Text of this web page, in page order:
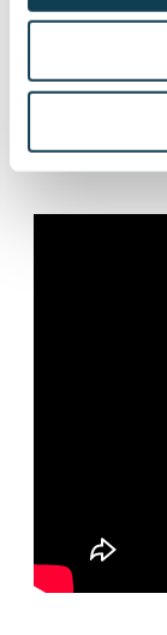
mukaan
kokemuksen
Anna uskoo,
se, miten